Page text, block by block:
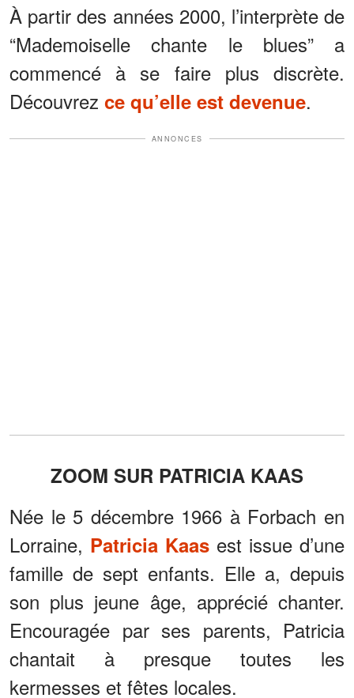
À partir des années 2000, l’interprète de
“Mademoiselle chante le blues” a
commencé à se faire plus discrète.
Découvrez ce qu’elle est devenue.
ANNONCES
ZOOM SUR PATRICIA KAAS
Née le 5 décembre 1966 à Forbach en
Lorraine, Patricia Kaas est issue d’une
famille de sept enfants. Elle a, depuis
son plus jeune âge, apprécié chanter.
Encouragée par ses parents, Patricia
chantait à presque toutes les
kermesses et fêtes locales.